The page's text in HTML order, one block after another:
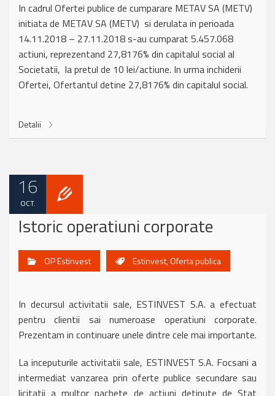
In cadrul Ofertei publice de cumparare METAV SA (METV)
initiata de METAV SA (METV) si derulata in perioada
14.11.2018 – 27.11.2018 s-au cumparat 5.457.068
actiuni, reprezentand 27,8176% din capitalul social al
Societatii, la pretul de 10 lei/actiune. In urma inchiderii
Ofertei, Ofertantul detine 27,8176% din capitalul social.
Detalii
16
OCT.
Istoric operatiuni corporate
OP Estinvest Estinvest,Oferta publica
In decursul activitatii sale, ESTINVEST S.A. a efectuat
pentru clientii sai numeroase operatiuni corporate.
Prezentam in continuare unele dintre cele mai importante.
La inceputurile activitatii sale, ESTINVEST S.A. Focsani a
intermediat vanzarea prin oferte publice secundare sau
licitatii a multor pachete de actiuni detinute de Stat